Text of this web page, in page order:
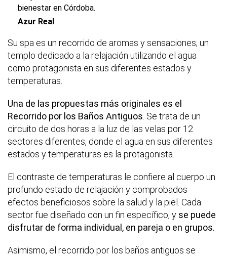
bienestar en Córdoba.
Azur Real
Su spa es un recorrido de aromas y sensaciones; un
templo dedicado a la relajación utilizando el agua
como protagonista en sus diferentes estados y
temperaturas.
Una de las propuestas más originales es el
Recorrido por los Baños Antiguos . Se trata de un
circuito de dos horas a la luz de las velas por 12
sectores diferentes, donde el agua en sus diferentes
estados y temperaturas es la protagonista.
El contraste de temperaturas le confiere al cuerpo un
profundo estado de relajación y comprobados
efectos beneficiosos sobre la salud y la piel. Cada
sector fue diseñado con un fin específico, y se puede
disfrutar de forma individual, en pareja o en grupos.
Asimismo, el recorrido por los baños antiguos se